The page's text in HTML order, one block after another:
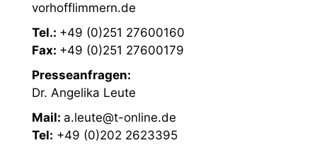
vorhofflimmern.de
Tel.: +49 (0)251 27600160
Fax: +49 (0)251 27600179
Presseanfragen:
Dr. Angelika Leute
Mail: a.leute@t-online.de
Tel: +49 (0)202 2623395